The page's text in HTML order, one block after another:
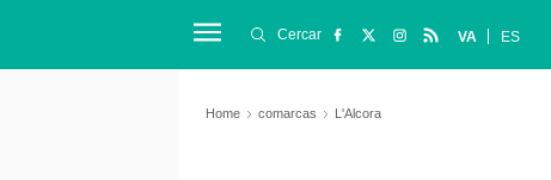
Cercar VA ES
Home comarcas L'Alcora